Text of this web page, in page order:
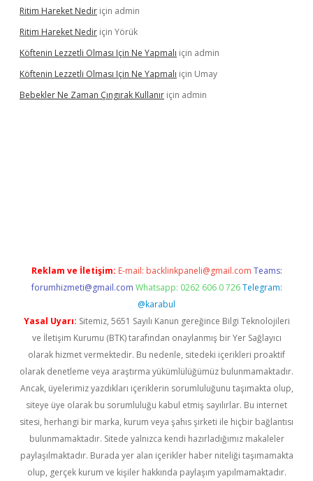
Ritim Hareket Nedir için admin
Ritim Hareket Nedir için Yörük
Köftenin Lezzetli Olması Için Ne Yapmalı için admin
Köftenin Lezzetli Olması Için Ne Yapmalı için Umay
Bebekler Ne Zaman Çıngırak Kullanır için admin
Reklam ve İletişim: E-mail: backlinkpaneli@gmail.com Teams:
forumhizmeti@gmail.com Whatsapp: 0262 606 0 726 Telegram:
@karabul
Yasal Uyarı: Sitemiz, 5651 Sayılı Kanun gereğince Bilgi Teknolojileri
ve İletişim Kurumu (BTK) tarafından onaylanmış bir Yer Sağlayıcı
olarak hizmet vermektedir. Bu nedenle, sitedeki içerikleri proaktif
olarak denetleme veya araştırma yükümlülüğümüz bulunmamaktadır.
Ancak, üyelerimiz yazdıkları içeriklerin sorumluluğunu taşımakta olup,
siteye üye olarak bu sorumluluğu kabul etmiş sayılırlar. Bu internet
sitesi, herhangi bir marka, kurum veya şahıs şirketi ile hiçbir bağlantısı
bulunmamaktadır. Sitede yalnızca kendi hazırladığımız makaleler
paylaşılmaktadır. Burada yer alan içerikler haber niteliği taşımamakta
olup, gerçek kurum ve kişiler hakkında paylaşım yapılmamaktadır.